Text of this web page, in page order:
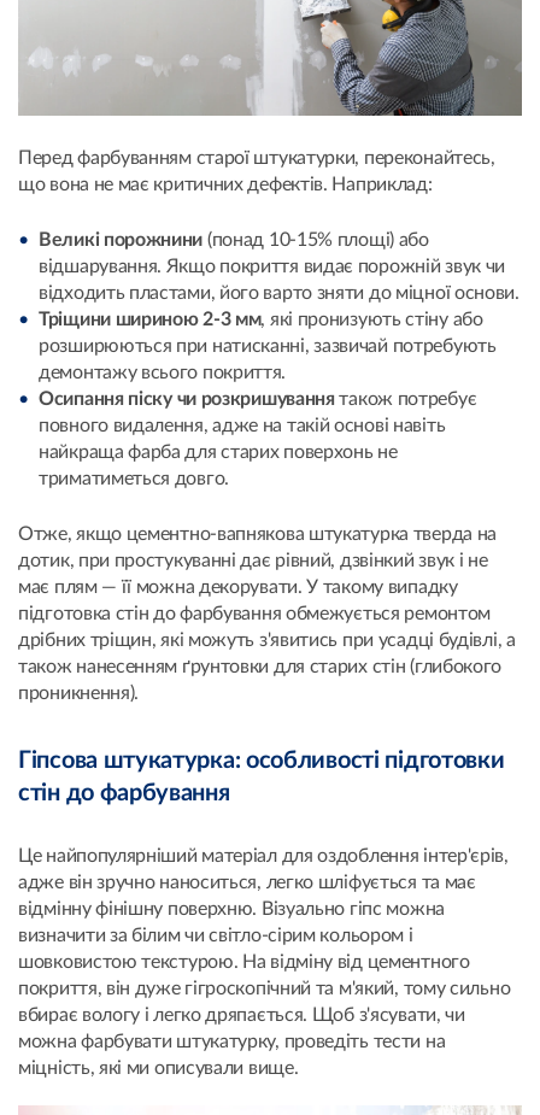
Перед фарбуванням старої штукатурки, переконайтесь,
що вона не має критичних дефектів. Наприклад:
Великі порожнини (понад 10-15% площі) або
відшарування. Якщо покриття видає порожній звук чи
відходить пластами, його варто зняти до міцної основи.
Тріщини шириною 2-3 мм, які пронизують стіну або
розширюються при натисканні, зазвичай потребують
демонтажу всього покриття.
Осипання піску чи розкришуваннятакож потребує
повного видалення, адже на такій основі навіть
найкраща фарба для старих поверхонь не
триматиметься довго.
Отже, якщо цементно-вапнякова штукатурка тверда на
дотик, при простукуванні дає рівний, дзвінкий звук і не
має плям — її можна декорувати. У такому випадку
підготовка стін до фарбування обмежується ремонтом
дрібних тріщин, які можуть з'явитись при усадці будівлі, а
також нанесенням ґрунтовки для старих стін (глибокого
проникнення).
Гіпсова штукатурка: особливості підготовки
стін до фарбування
Це найпопулярніший матеріал для оздоблення інтер'єрів,
адже він зручно наноситься, легко шліфується та має
відмінну фінішну поверхню. Візуально гіпс можна
визначити за білим чи світло-сірим кольором і
шовковистою текстурою. На відміну від цементного
покриття, він дуже гігроскопічний та м'який, тому сильно
вбирає вологу і легко дряпається. Щоб з'ясувати, чи
можна фарбувати штукатурку, проведіть тести на
міцність, які ми описували вище.